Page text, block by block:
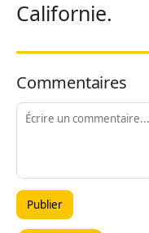
Californie.
Commentaires
Publier